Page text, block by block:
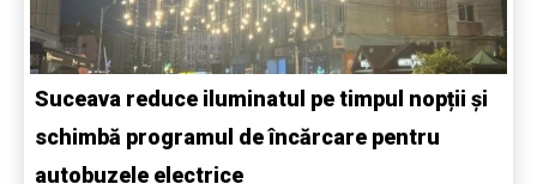
Suceava reduce iluminatul pe timpul nopții și
schimbă programul de încărcare pentru
autobuzele electrice